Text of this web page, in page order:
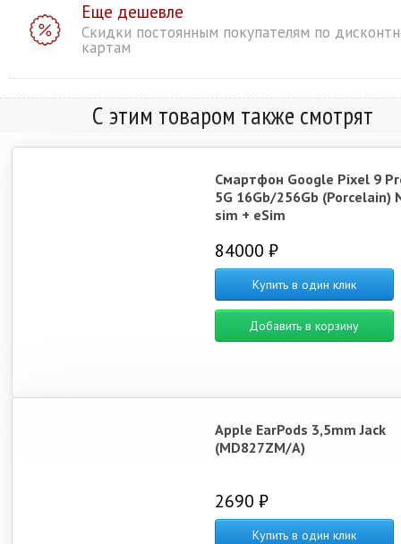
Еще дешевле
Скидки постоянным покупателям по
картам
С этим товаром также смотрят
Смартфон Google Pixel 9
5G 16Gb/256Gb (Porcelain)
sim + eSim
84000 ₽
Купить в один клик
Добавить в корзину
Apple EarPods 3,5mm Jack
(MD827ZM/A)
2690 ₽
Купить в один клик